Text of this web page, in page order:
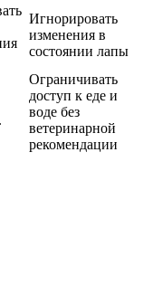
Игнорировать
изменения в
состоянии лапы
Ограничивать
доступ к еде и
воде без
ветеринарной
рекомендации